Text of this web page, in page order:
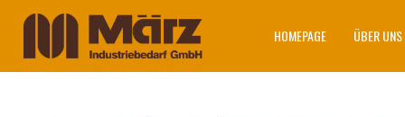
HOMEPAGE ÜBER UNS